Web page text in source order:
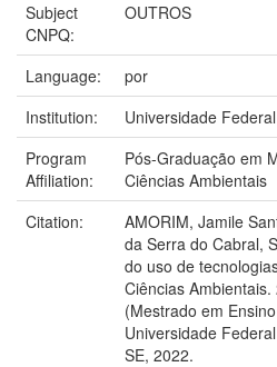
Subject
CNPQ:
OUTROS
Language:
por
Institution:
Universidade
Program
Affiliation:
Pós-Graduação em
Ciências Ambientais
Citation:
AMORIM, Jamile
da Serra do Cabral,
do uso de
Ciências
(Mestrado em
Universidade
SE, 2022.